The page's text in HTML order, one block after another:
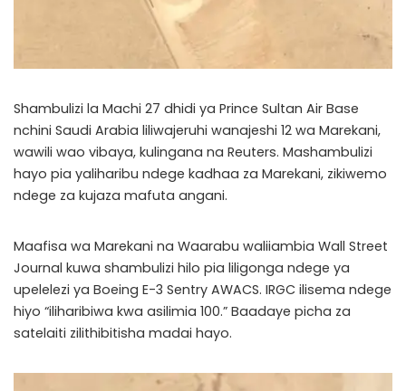
Shambulizi la Machi 27 dhidi ya Prince Sultan Air Base
nchini Saudi Arabia liliwajeruhi wanajeshi 12 wa Marekani,
wawili wao vibaya, kulingana na Reuters. Mashambulizi
hayo pia yaliharibu ndege kadhaa za Marekani, zikiwemo
ndege za kujaza mafuta angani.
Maafisa wa Marekani na Waarabu waliiambia Wall Street
Journal kuwa shambulizi hilo pia liligonga ndege ya
upelelezi ya Boeing E-3 Sentry AWACS. IRGC ilisema ndege
hiyo “iliharibiwa kwa asilimia 100.” Baadaye picha za
satelaiti zilithibitisha madai hayo.